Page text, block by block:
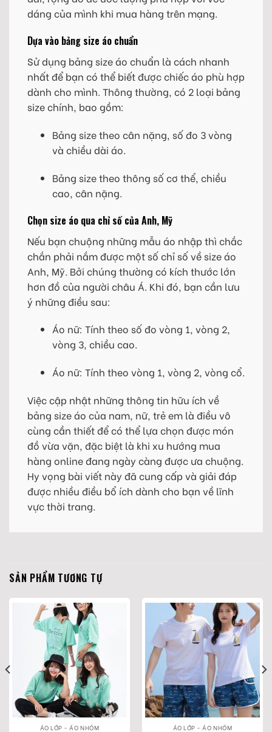
dáng của mình khi mua hàng trên mạng.
Dựa vào bảng size áo chuẩn
Sử dụng bảng size áo chuẩn là cách nhanh
nhất để bạn có thể biết được chiếc áo phù hợp
dành cho mình. Thông thường, có 2 loại bảng
size chính, bao gồm:
Bảng size theo cân nặng, số đo 3 vòng
và chiều dài áo.
Bảng size theo thông số cơ thể, chiều
cao, cân nặng.
Chọn size áo qua chỉ số của Anh, Mỹ
Nếu bạn chuộng những mẫu áo nhập thì chắc
chắn phải nắm được một số chỉ số về size áo
Anh, Mỹ. Bởi chúng thường có kích thước lớn
hơn đồ của người châu Á. Khi đó, bạn cần lưu
ý những điều sau:
Áo nữ: Tính theo số đo vòng 1, vòng 2,
vòng 3, chiều cao.
Áo nữ: Tính theo vòng 1, vòng 2, vòng cổ.
Việc cập nhật những thông tin hữu ích về
bảng size áo của nam, nữ, trẻ em là điều vô
cùng cần thiết để có thể lựa chọn được món
đồ vừa vặn, đặc biệt là khi xu hướng mua
hàng online đang ngày càng được ưa chuộng.
Hy vọng bài viết này đã cung cấp và giải đáp
được nhiều điều bổ ích dành cho bạn về lĩnh
vực thời trang.
SẢN PHẨM TƯƠNG TỰ
ÁO LỚP - ÁO NHÓM ÁO LỚP - ÁO NHÓM